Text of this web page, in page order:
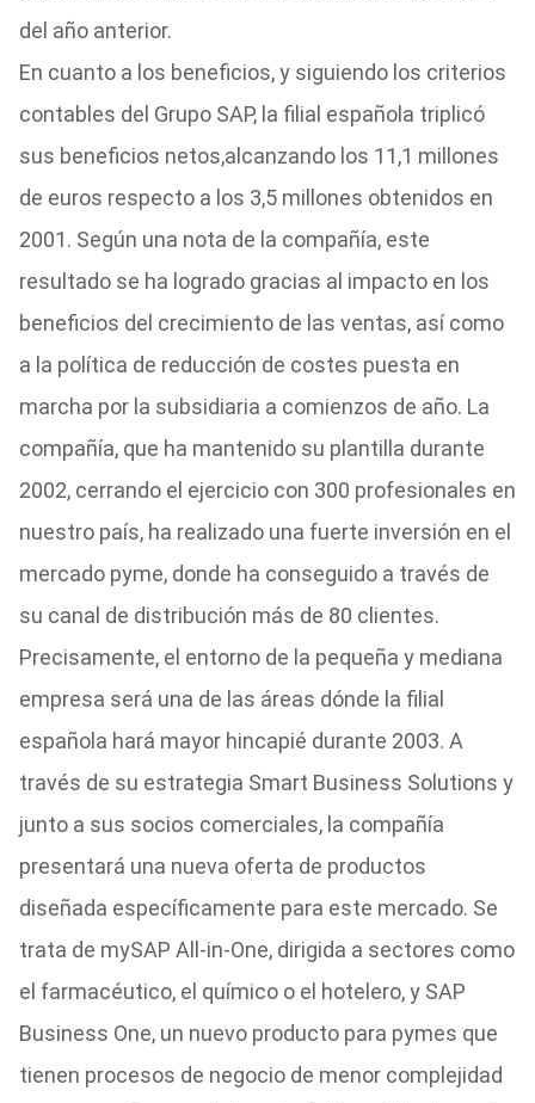
del año anterior.
En cuanto a los beneficios, y siguiendo los criterios
contables del Grupo SAP, la filial española triplicó
sus beneficios netos,alcanzando los 11,1 millones
de euros respecto a los 3,5 millones obtenidos en
2001. Según una nota de la compañía, este
resultado se ha logrado gracias al impacto en los
beneficios del crecimiento de las ventas, así como
a la política de reducción de costes puesta en
marcha por la subsidiaria a comienzos de año. La
compañía, que ha mantenido su plantilla durante
2002, cerrando el ejercicio con 300 profesionales en
nuestro país, ha realizado una fuerte inversión en el
mercado pyme, donde ha conseguido a través de
su canal de distribución más de 80 clientes.
Precisamente, el entorno de la pequeña y mediana
empresa será una de las áreas dónde la filial
española hará mayor hincapié durante 2003. A
través de su estrategia Smart Business Solutions y
junto a sus socios comerciales, la compañía
presentará una nueva oferta de productos
diseñada específicamente para este mercado. Se
trata de mySAP All-in-One, dirigida a sectores como
el farmacéutico, el químico o el hotelero, y SAP
Business One, un nuevo producto para pymes que
tienen procesos de negocio de menor complejidad